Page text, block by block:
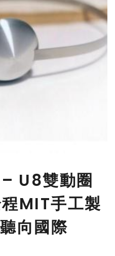
U8雙動圈
MIT手工製
向國際